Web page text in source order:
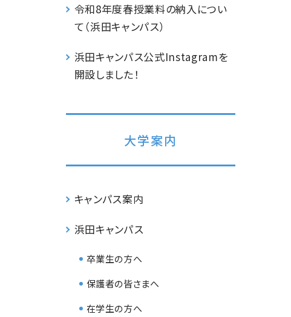
令和8年度春授業料の納入につい
て（浜田キャンパス）
浜田キャンパス公式Instagramを
開設しました！
大学案内
キャンパス案内
浜田キャンパス
卒業生の方へ
保護者の皆さまへ
在学生の方へ